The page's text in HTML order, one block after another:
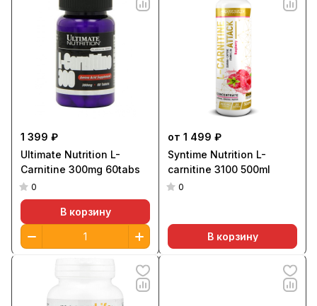
1 399 ₽
Ultimate Nutrition L-
Carnitine 300mg 60tabs
0
В корзину
от 1 499 ₽
Syntime Nutrition L-
carnitine 3100 500ml
0
В корзину